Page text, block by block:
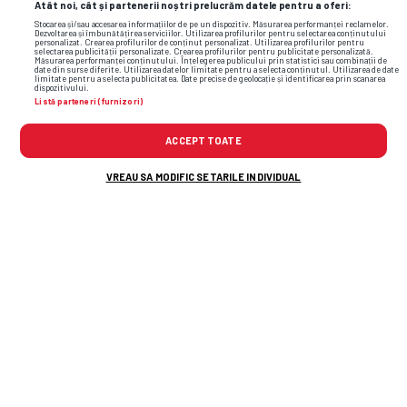
Atât noi, cât și partenerii noștri prelucrăm datele pentru a oferi:
Stocarea și/sau accesarea informațiilor de pe un dispozitiv. Măsurarea performanței reclamelor.
Dezvoltarea și îmbunătățirea serviciilor. Utilizarea profilurilor pentru selectarea conținutului
personalizat. Crearea profilurilor de conținut personalizat. Utilizarea profilurilor pentru
selectarea publicității personalizate. Crearea profilurilor pentru publicitate personalizată.
Măsurarea performanței conținutului. Înțelegerea publicului prin statistici sau combinații de
date din surse diferite. Utilizarea datelor limitate pentru a selecta conținutul. Utilizarea de date
limitate pentru a selecta publicitatea. Date precise de geolocație și identificarea prin scanarea
dispozitivului.
Listă parteneri (furnizori)
ACCEPT TOATE
VREAU SA MODIFIC SETARILE INDIVIDUAL